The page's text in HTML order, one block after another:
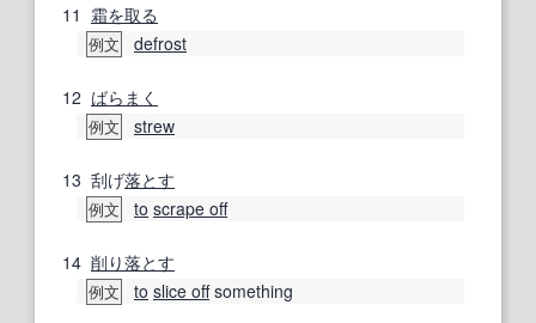
11 霜を取る
例文 defrost
12 ばらまく
例文 strew
13 刮げ落とす
例文 to scrape off
14 削り落とす
例文 to slice offsomething